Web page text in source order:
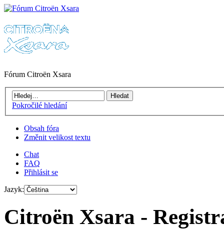
Fórum Citroën Xsara
Pokročilé hledání
Obsah fóra
Změnit velikost textu
Chat
FAQ
Přihlásit se
Jazyk:
Citroën Xsara -